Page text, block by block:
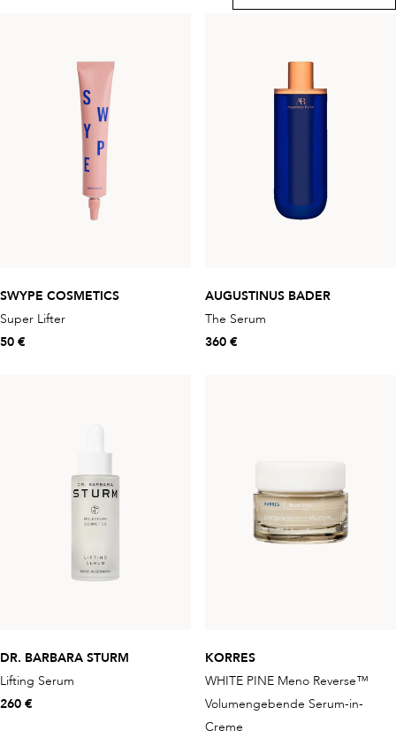
SWYPE COSMETICS
Super Lifter
50 €
AUGUSTINUS BADER
The Serum
360 €
DR. BARBARA STURM
Lifting Serum
260 €
KORRES
WHITE PINE Meno Reverse™
Volumengebende Serum-in-
Creme